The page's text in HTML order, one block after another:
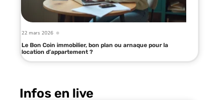
22 mars 2026
Le Bon Coin immobilier, bon plan ou arnaque pour la
location d’appartement ?
Infos en live